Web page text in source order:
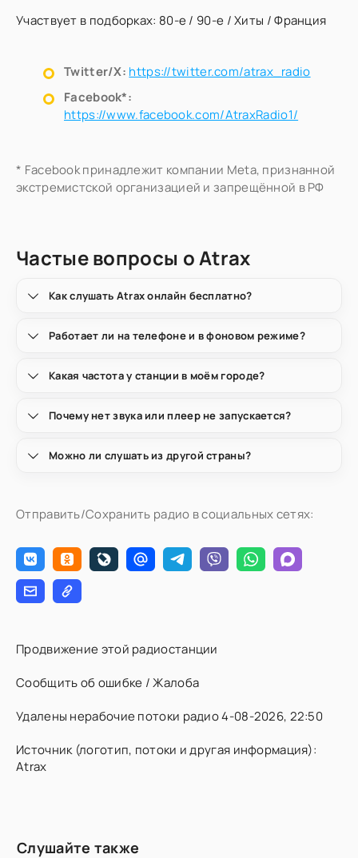
Участвует в подборках: 80-е/ 90-е /Хиты /Франция
Twitter/X: https://twitter.com/atrax_radio
Facebook*:
https://www.facebook.com/AtraxRadio1/
* Facebook принадлежит компании Meta, признанной
экстремистской организацией и запрещённой в РФ
Частые вопросы о Atrax
Как слушать Atrax онлайн бесплатно?
Работает ли на телефоне и в фоновом режиме?
Какая частота у станции в моём городе?
Почему нет звука или плеер не запускается?
Можно ли слушать из другой страны?
Отправить/Сохранить радио в социальных сетях:
Продвижение этой радиостанции
Сообщить об ошибке / Жалоба
Удалены нерабочие потоки радио 4-08-2026, 22:50
Источник (логотип, потоки и другая информация):
Atrax
Слушайте также